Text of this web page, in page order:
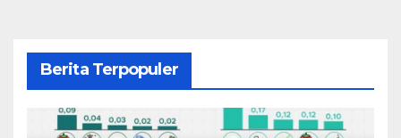
Berita Terpopuler